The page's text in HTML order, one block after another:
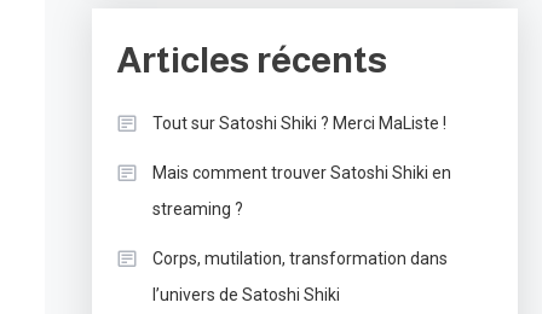
Articles récents
Tout sur Satoshi Shiki ? Merci MaListe !
Mais comment trouver Satoshi Shiki en
streaming ?
Corps, mutilation, transformation dans
l’univers de Satoshi Shiki